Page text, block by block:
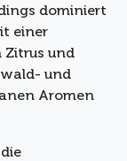
dominiert
einer
Zitrus und
und
Aromen